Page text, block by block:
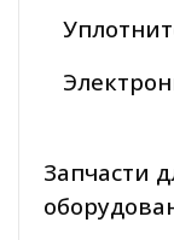
Запчасти